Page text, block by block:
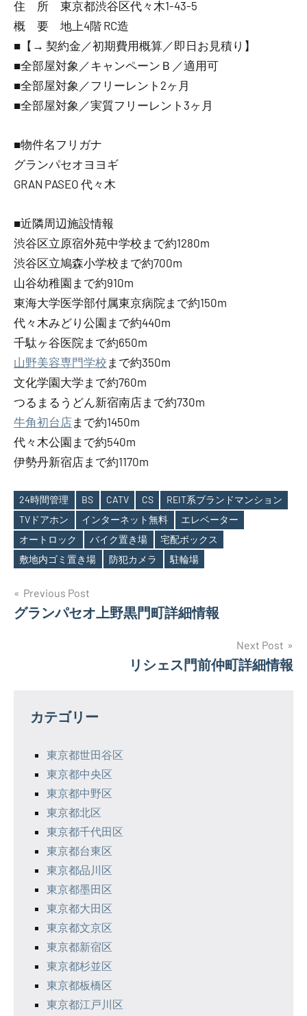
住 所 東京都渋谷区代々木1-43-5
概 要 地上4階 RC造
■【→ 契約金／初期費用概算／即日お見積り】
■全部屋対象／キャンペーンＢ／適用可
■全部屋対象／フリーレント2ヶ月
■全部屋対象／実質フリーレント3ヶ月
■物件名フリガナ
グランパセオヨヨギ
GRAN PASEO 代々木
■近隣周辺施設情報
渋谷区立原宿外苑中学校まで約1280m
渋谷区立鳩森小学校まで約700m
山谷幼稚園まで約910m
東海大学医学部付属東京病院まで約150m
代々木みどり公園まで約440m
千駄ヶ谷医院まで約650m
山野美容専門学校 まで約350m
文化学園大学まで約760m
つるまるうどん新宿南店まで約730m
牛角初台店まで約1450m
代々木公園まで約540m
伊勢丹新宿店まで約1170m
Tags
24時間管理 BS CATV CS
REIT系ブランドマンション
TVドアホン
インターネット無料
エレベーター
オートロック
バイク置き場
宅配ボックス
敷地内ゴミ置き場
防犯カメラ 駐輪場
投
稿
ー
Previous Post
グランパセオ上野黒門町詳細情報
Next Post
リシェス門前仲町詳細情報
カテゴリー
東京都世田谷区
東京都中央区
東京都中野区
東京都北区
東京都千代田区
東京都台東区
東京都品川区
東京都墨田区
東京都大田区
東京都文京区
東京都新宿区
東京都杉並区
東京都板橋区
東京都江戸川区